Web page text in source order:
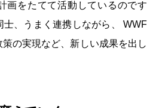
画をたてて活動しているのです
士、うまく連携しながら、 WWF
の実現など、新しい成果を出し